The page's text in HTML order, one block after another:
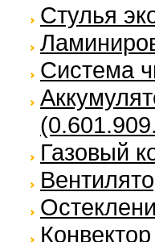
Cтулья
Система
Газовый